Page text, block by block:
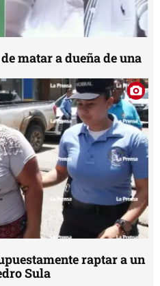
matar a dueña de una
raptar a un
Sula